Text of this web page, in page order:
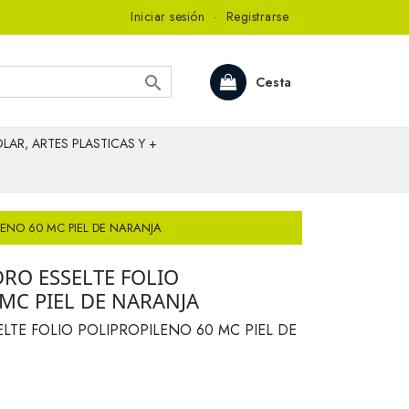
Iniciar sesión · Registrarse
Cesta

ARTES PLASTICAS Y +
60 MC PIEL DE NARANJA
ESSELTE FOLIO
PIEL DE NARANJA
FOLIO POLIPROPILENO 60 MC PIEL DE